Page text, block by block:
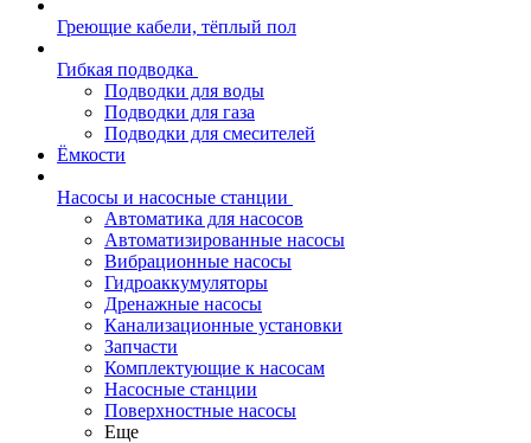
Греющие кабели, тёплый пол
Гибкая подводка
Подводки для воды
Подводки для газа
Подводки для смесителей
Ёмкости
Насосы и насосные станции
Автоматика для насосов
Автоматизированные насосы
Вибрационные насосы
Гидроаккумуляторы
Дренажные насосы
Канализационные установки
Запчасти
Комплектующие к насосам
Насосные станции
Поверхностные насосы
Еще